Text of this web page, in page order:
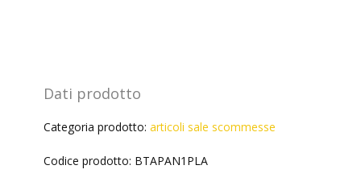
Dati prodotto
Categoria prodotto: articoli sale scommesse
Codice prodotto: BTAPAN1PLA